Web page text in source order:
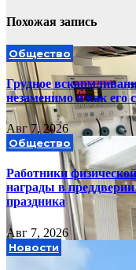
Похожая запись
Общество
Грудное
незаменимо и как его
Авг 7, 2026
Общество
Работники
награды в преддверии
праздника
Авг 7, 2026
Новости